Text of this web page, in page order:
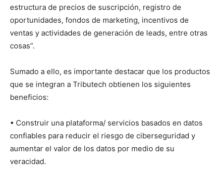
estructura de precios de suscripción, registro de
oportunidades, fondos de marketing, incentivos de
ventas y actividades de generación de leads, entre otras
cosas”.
Sumado a ello, es importante destacar que los productos
que se integran a Tributech obtienen los siguientes
beneficios:
• Construir una plataforma/ servicios basados en datos
confiables para reducir el riesgo de ciberseguridad y
aumentar el valor de los datos por medio de su
veracidad.